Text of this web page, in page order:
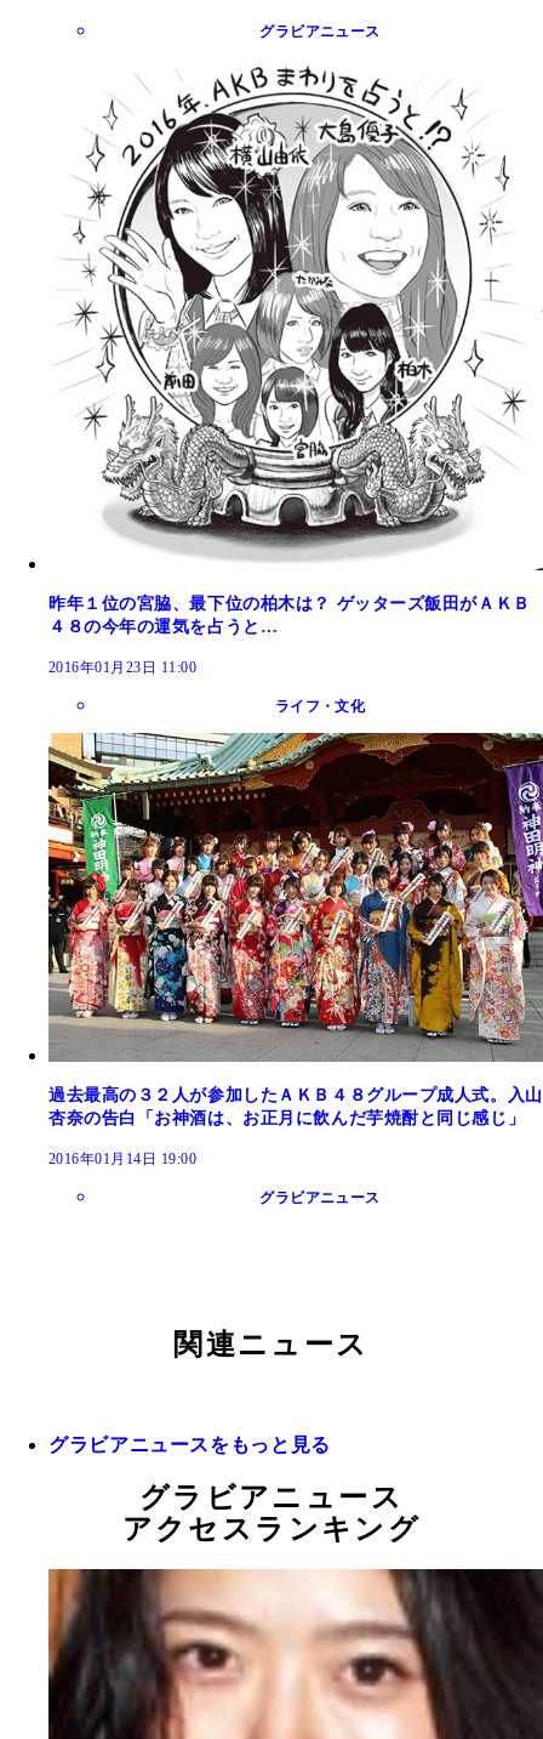
グラビアニュース
昨年１位の宮脇、最下位の柏木は？ ゲッターズ飯田がＡＫＢ
４８の今年の運気を占うと…
2016年01月23日 11:00
ライフ・文化
過去最高の３２人が参加したＡＫＢ４８グループ成人式。入山
杏奈の告白「お神酒は、お正月に飲んだ芋焼酎と同じ感じ」
2016年01月14日 19:00
グラビアニュース
関連ニュース
グラビアニュースをもっと見る
グラビアニュース
アクセスランキング